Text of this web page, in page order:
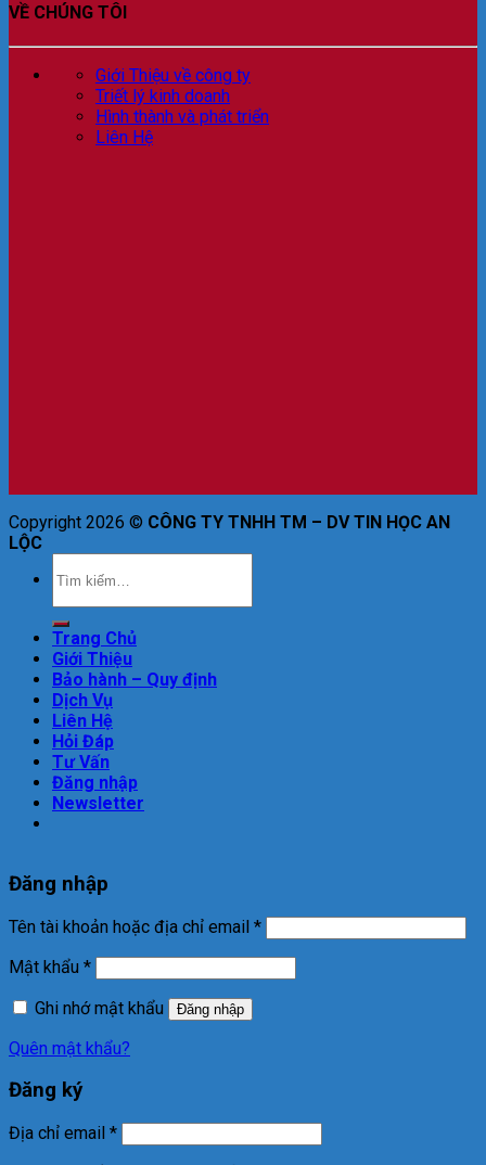
VỀ CHÚNG TÔI
Giới Thiệu về công ty
Triết lý kinh doanh
Hình thành và phát triển
Liên Hệ
Copyright 2026 © CÔNG TY TNHH TM – DV TIN HỌC AN
LỘC
Trang Chủ
Giới Thiệu
Bảo hành – Quy định
Dịch Vụ
Liên Hệ
Hỏi Đáp
Tư Vấn
Đăng nhập
Newsletter
Đăng nhập
Tên tài khoản hoặc địa chỉ email *
Mật khẩu *
Ghi nhớ mật khẩu
Đăng nhập
Quên mật khẩu?
Đăng ký
Địa chỉ email *